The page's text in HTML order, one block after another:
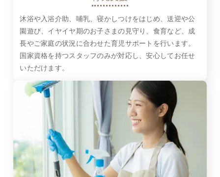
沐浴や入浴介助、哺乳、寝かしつけをはじめ、送迎や公
園遊び、イヤイヤ期のお子さまの見守り、食育など、成
長やご家庭の状況に合わせた育児サポートを行います。
国家資格を持つスタッフのみが対応し、安心してお任せ
いただけます。